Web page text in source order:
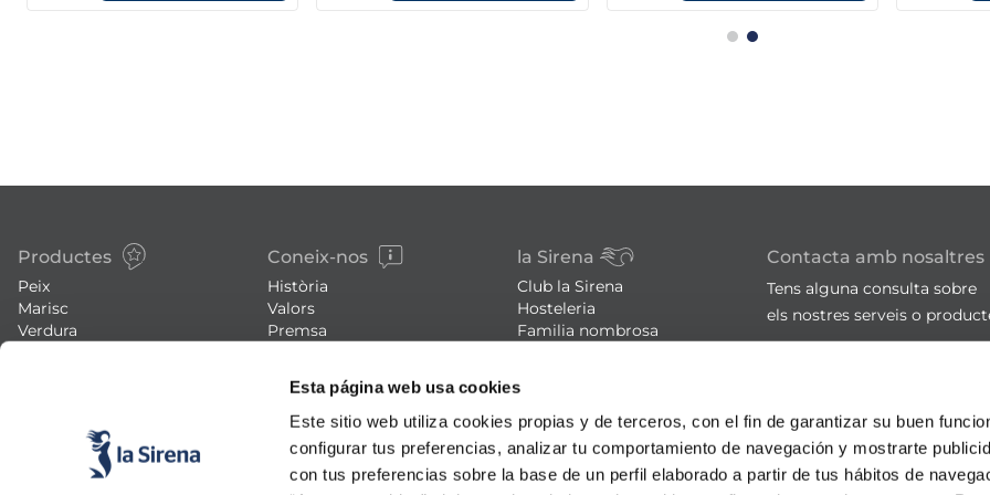
Esta página web usa cookies
Este sitio web utiliza cookies propias y de terceros, con el fin de garantizar su buen
configurar tus preferencias, analizar tu comportamiento de navegación y mostrarte
con tus preferencias sobre la base de un perfil elaborado a partir de tus hábitos de
Productes
Peix
Marisc
Verdura
Coneix-nos
Història
Valors
Premsa
Esdeveniments
FAQs (preguntes freqüents)
la Sirena
Club la Sirena
Hosteleria
Familia nombrosa
Política de privacitat
Condicions de compra
Política de cookies
Promocions - Bases legals
Contacta amb nosaltres
Tens alguna consulta sobre
els nostres serveis o
De dilluns a dissabte de 9:00
Algunes botigues obertes el